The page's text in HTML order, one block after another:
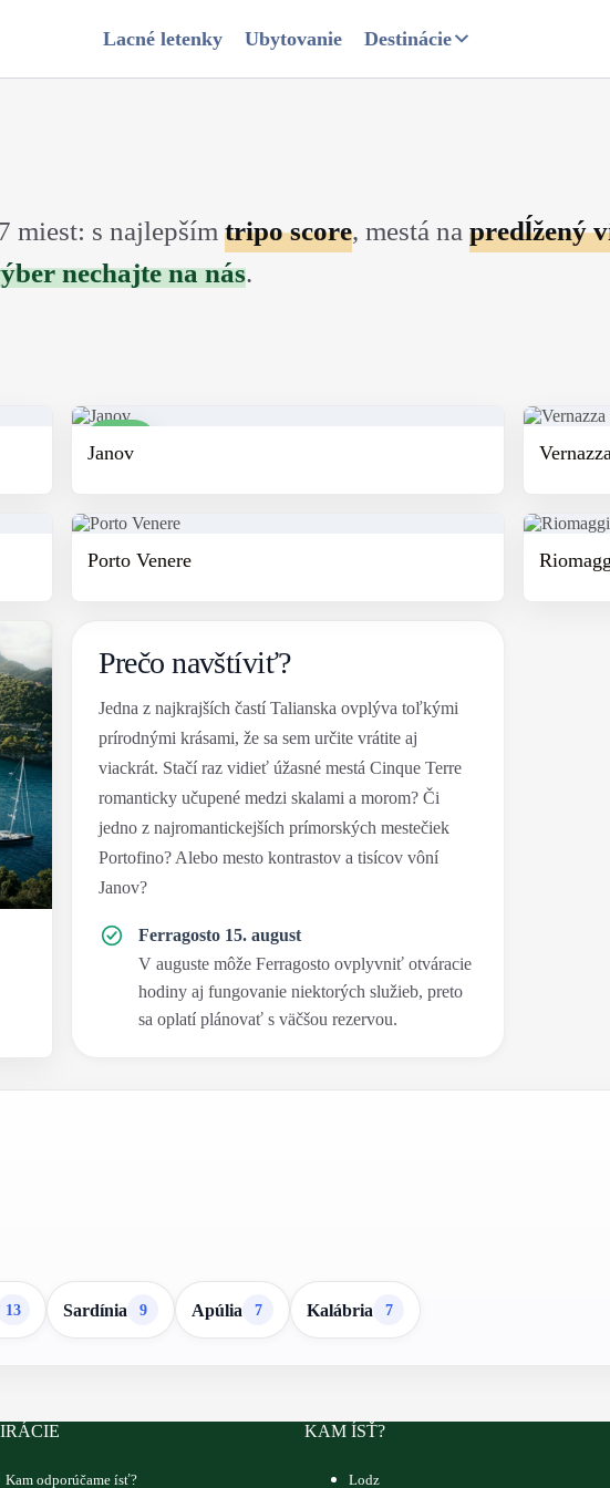
Lacné letenky Ubytovanie Destinácie
miest: s najlepším tripo score, mestá na predĺžený
nechajte na nás.
Janov
Porto Venere
Prečo navštíviť?
Jedna z najkrajších častí Talianska ovplýva toľkými
prírodnými krásami, že sa sem určite vrátite aj
viackrát. Stačí raz vidieť úžasné mestá Cinque Terre
romanticky učupené medzi skalami a morom? Či
jedno z najromantickejších prímorských mestečiek
Portofino? Alebo mesto kontrastov a tisícov vôní
Janov?
Ferragosto 15. august
V auguste môže Ferragosto ovplyvniť otváracie
hodiny aj fungovanie niektorých služieb, preto
sa oplatí plánovať s väčšou rezervou.
13 Sardínia 9 Apúlia 7 Kalábria 7
Kam odporúčame ísť?
KAM ÍSŤ?
Lodz